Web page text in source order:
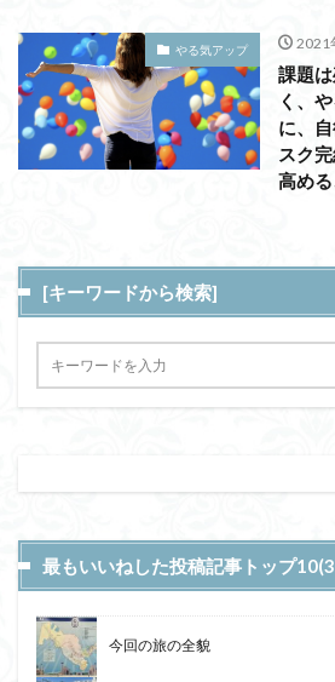
やる気アップ 2021
課題
く、
に、
スク
高める
[キーワードから検索]
最もいいねした投稿記事トップ
今回の旅の全貌